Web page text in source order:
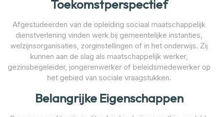
Toekomstperspectief
Afgestudeerden van de opleiding sociaal maatschappelijk
dienstverlening vinden werk bij gemeentelijke instanties,
welzijnsorganisaties, zorginstellingen of in het onderwijs. Zij
kunnen aan de slag als maatschappelijk werker,
gezinsbegeleider, jongerenwerker of beleidsmedewerker op
het gebied van sociale vraagstukken.
Belangrijke Eigenschappen